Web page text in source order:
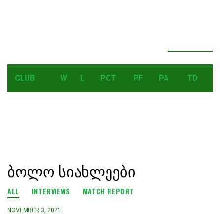
CLUB W L PCT PF PA TD
ᲑᲝᲚᲝ ᲡᲘᲐᲮᲚᲔᲔᲑᲘ
ALL INTERVIEWS MATCH REPORT
NOVEMBER 3, 2021